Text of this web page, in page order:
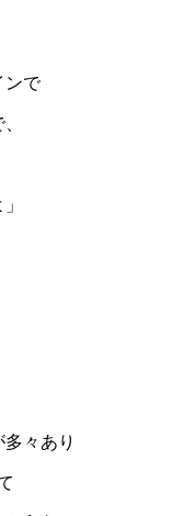
ンで
々あり